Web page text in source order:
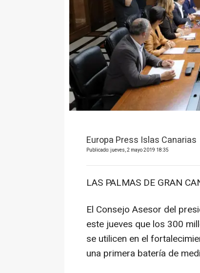
Europa Press Islas Canarias
Publicado: jueves, 2 mayo 2019 18:35
LAS PALMAS DE GRAN
El Consejo Asesor del
este jueves que los 300
se utilicen en el
una primera batería de